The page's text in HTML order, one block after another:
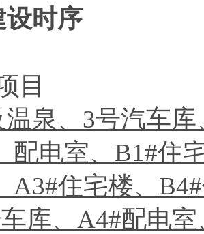
设时序
目
泉、3号汽车
配电室、B1#住
A3#住宅楼、
库、A4#配电